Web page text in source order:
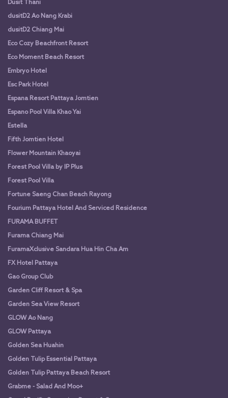
Dusit Thani
dusitD2 Ao Nang Krabi
dusitD2 Chiang Mai
Eco Cozy Beachfront Resort
Eco Moment Beach Resort
Embryo Hotel
Esc Park Hotel
Espana Resort Pattaya Jomtien
Espano Pool Villa Khao Yai
Estella
Fifth Jomtien Hotel
Flower Mountain Khaoyai
Forest Pool Villa by IP Plus
Forest Pool Villa
Fortune Saeng Chan Beach Rayong
Fourium Pattaya Hotel And Serviced Residence
FURAMA BUFFET
Furama Chiang Mai
FuramaXclusive Sandara Hua Hin Cha Am
FX Hotel Pattaya
Gao Group Club
Garden Cliff Resort & Spa
Garden Sea View Resort
GLOW Ao Nang
GLOW Pattaya
Golden Sea Huahin
Golden Tulip Essential Pattaya
Golden Tulip Pattaya Beach Resort
Grabme - Salad And Moo+